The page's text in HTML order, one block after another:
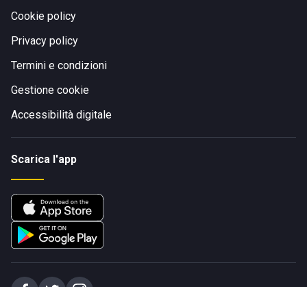
Cookie policy
Privacy policy
Termini e condizioni
Gestione cookie
Accessibilità digitale
Scarica l'app